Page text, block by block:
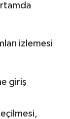
izlemesi
giriş